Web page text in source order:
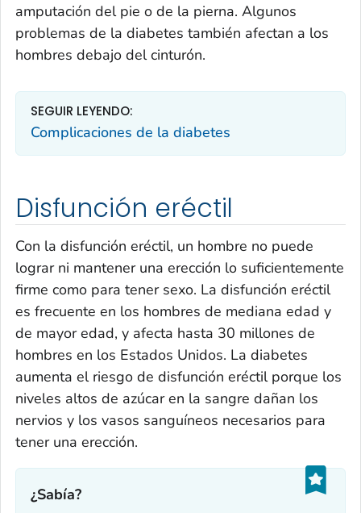
amputación del pie o de la pierna. Algunos
problemas de la diabetes también afectan a los
hombres debajo del cinturón.
SEGUIR LEYENDO:
Complicaciones de la diabetes
Disfunción eréctil
Con la disfunción eréctil, un hombre no puede
lograr ni mantener una erección lo suficientemente
firme como para tener sexo. La disfunción eréctil
es frecuente en los hombres de mediana edad y
de mayor edad, y afecta hasta 30 millones de
hombres en los Estados Unidos. La diabetes
aumenta el riesgo de disfunción eréctil porque los
niveles altos de azúcar en la sangre dañan los
nervios y los vasos sanguíneos necesarios para
tener una erección.
¿Sabía?‎